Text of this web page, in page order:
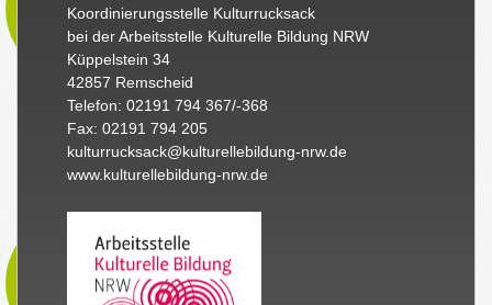
Koordinierungsstelle Kulturrucksack
bei der Arbeitsstelle Kulturelle Bildung NRW
Küppelstein 34
42857 Remscheid
Telefon: 02191 794 367/-368
Fax: 02191 794 205
kulturrucksack@kulturellebildung-nrw.de
www.kulturellebildung-nrw.de